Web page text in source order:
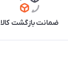
ضمانت بازگشت کالا